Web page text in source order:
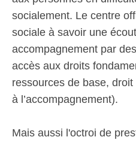
socialement. Le centre
sociale à savoir une
accompagnement par
accès aux droits
ressources de base,
à l’accompagnement).
Mais aussi l'octroi de